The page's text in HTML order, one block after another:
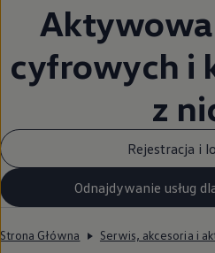
cyfrowych i
z
Rejestracja i
Odnajdywanie usług
Strona Główna Serwis, akcesoria i